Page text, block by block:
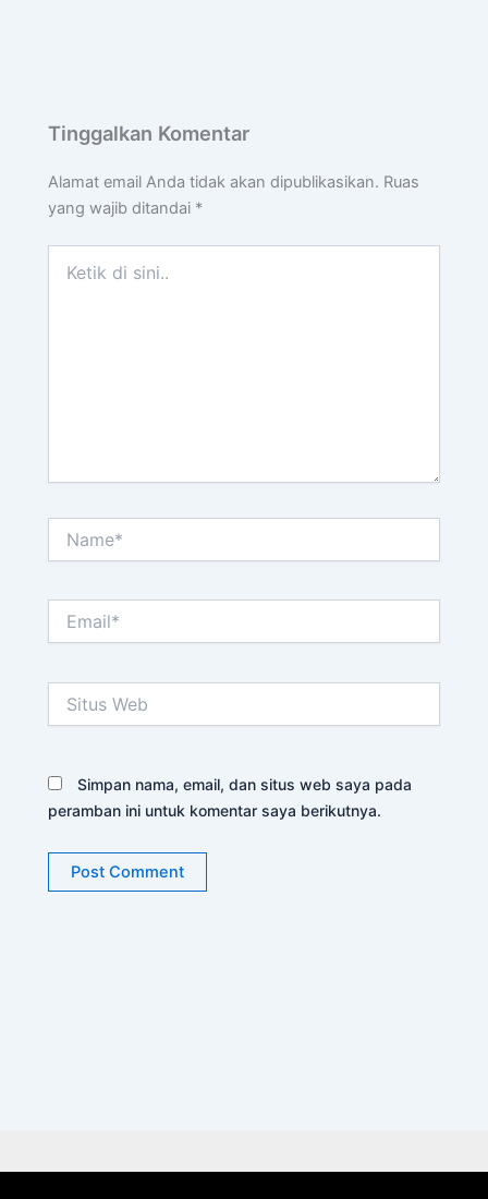
Tinggalkan Komentar
Alamat email Anda tidak akan dipublikasikan. Ruas
yang wajib ditandai *
Web
Simpan nama, email, dan situs web saya pada
peramban ini untuk komentar saya berikutnya.